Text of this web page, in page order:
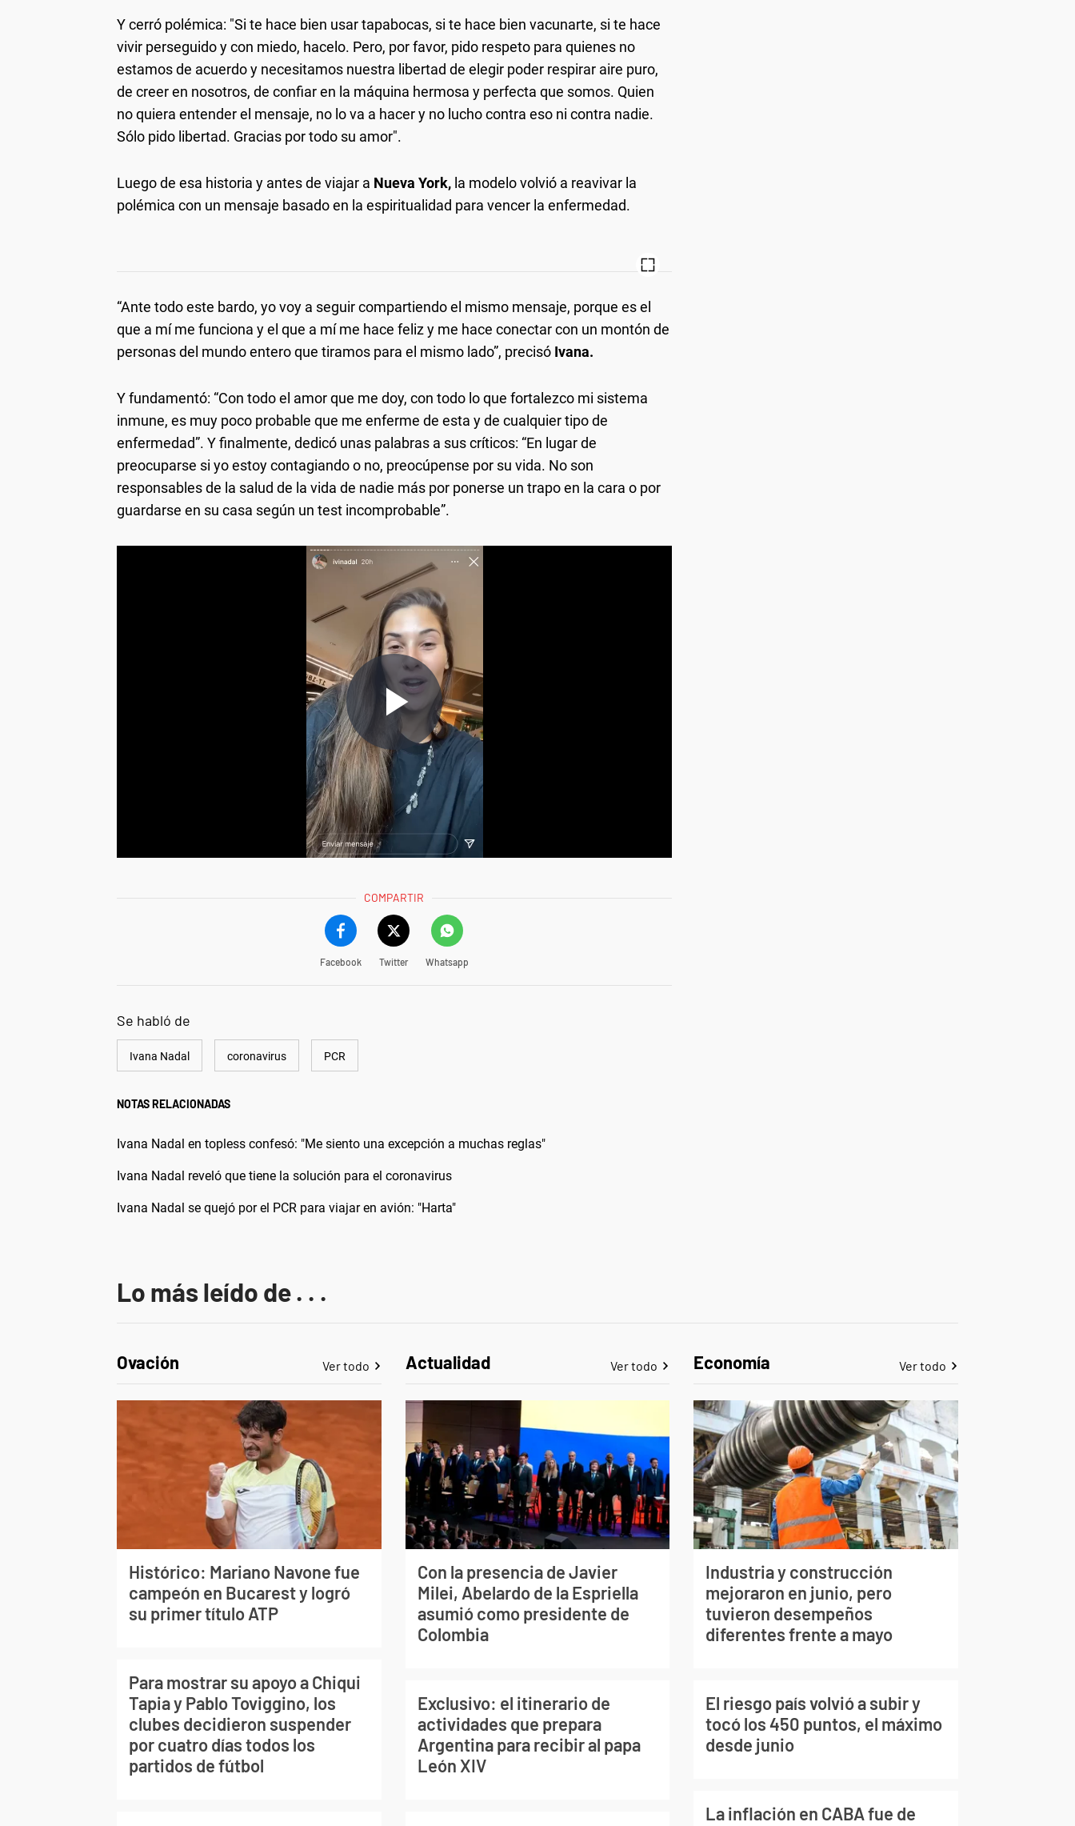
Y cerró polémica: "Si te hace bien usar tapabocas, si te hace bien vacunarte, si te hace
vivir perseguido y con miedo, hacelo. Pero, por favor, pido respeto para quienes no
estamos de acuerdo y necesitamos nuestra libertad de elegir poder respirar aire puro,
de creer en nosotros, de confiar en la máquina hermosa y perfecta que somos. Quien
no quiera entender el mensaje, no lo va a hacer y no lucho contra eso ni contra nadie.
Sólo pido libertad. Gracias por todo su amor".
Luego de esa historia y antes de viajar a Nueva York, la modelo volvió a reavivar la
polémica con un mensaje basado en la espiritualidad para vencer la enfermedad.
“Ante todo este bardo, yo voy a seguir compartiendo el mismo mensaje, porque es el
que a mí me funciona y el que a mí me hace feliz y me hace conectar con un montón de
personas del mundo entero que tiramos para el mismo lado”, precisó Ivana.
Y fundamentó: “Con todo el amor que me doy, con todo lo que fortalezco mi sistema
inmune, es muy poco probable que me enferme de esta y de cualquier tipo de
enfermedad”. Y finalmente, dedicó unas palabras a sus críticos: “En lugar de
preocuparse si yo estoy contagiando o no, preocúpense por su vida. No son
responsables de la salud de la vida de nadie más por ponerse un trapo en la cara o por
guardarse en su casa según un test incomprobable”.
COMPARTIR
Facebook Twitter Whatsapp
Se habló de
Ivana Nadal coronavirus PCR
NOTAS RELACIONADAS
Ivana Nadal en topless confesó: "Me siento una excepción a muchas reglas"
Ivana Nadal reveló que tiene la solución para el coronavirus
Ivana Nadal se quejó por el PCR para viajar en avión: "Harta"
Lo más leído de . . .
Ovación Ver todo
Histórico: Mariano Navone fue
campeón en Bucarest y logró
su primer título ATP
Para mostrar su apoyo a Chiqui
Tapia y Pablo Toviggino, los
clubes decidieron suspender
por cuatro días todos los
partidos de fútbol
Actualidad Ver todo
Con la presencia de Javier
Milei, Abelardo de la Espriella
asumió como presidente de
Colombia
Exclusivo: el itinerario de
actividades que prepara
Argentina para recibir al papa
León XIV
Economía Ver todo
Industria y construcción
mejoraron en junio, pero
tuvieron desempeños
diferentes frente a mayo
El riesgo país volvió a subir y
tocó los 450 puntos, el máximo
desde junio
La inflación en CABA fue de